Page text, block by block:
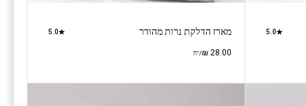
5.0 מארז הדלקת נרות מהודר 5.0
₪ 28.00 /יח